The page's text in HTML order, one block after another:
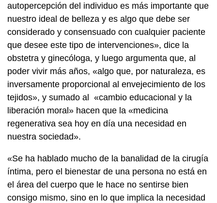
autopercepción del individuo es más importante que
nuestro ideal de belleza y es algo que debe ser
considerado y consensuado con cualquier paciente
que desee este tipo de intervenciones», dice la
obstetra y ginecóloga, y luego argumenta que, al
poder vivir más años, «algo que, por naturaleza, es
inversamente proporcional al envejecimiento de los
tejidos», y sumado al «cambio educacional y la
liberación moral» hacen que la «medicina
regenerativa sea hoy en día una necesidad en
nuestra sociedad».
«Se ha hablado mucho de la banalidad de la cirugía
íntima, pero el bienestar de una persona no está en
el área del cuerpo que le hace no sentirse bien
consigo mismo, sino en lo que implica la necesidad